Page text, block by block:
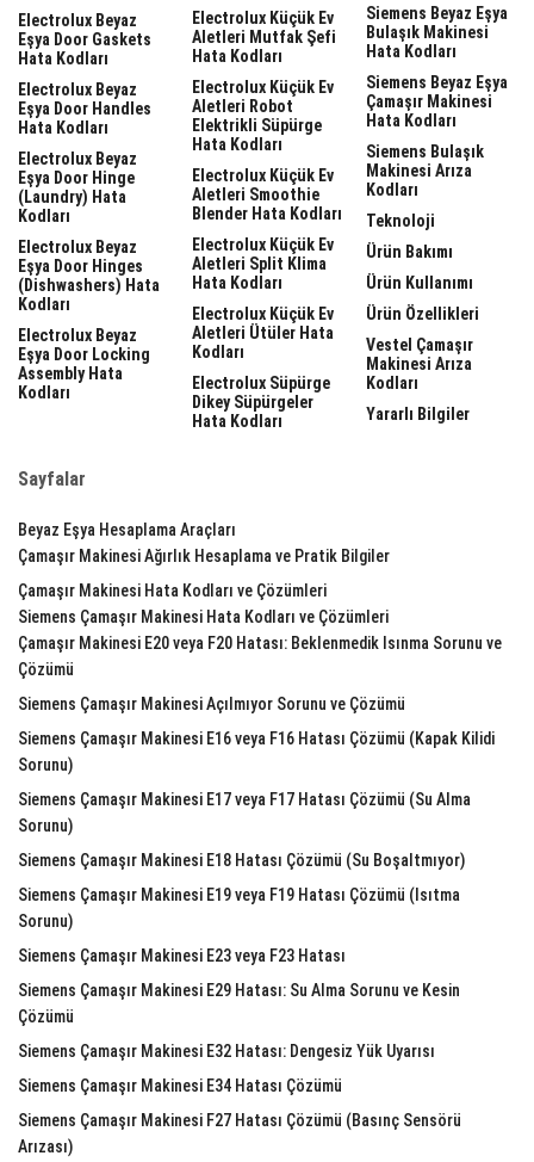
Electrolux Beyaz
Eşya Door Gaskets
Hata Kodları
Electrolux Beyaz
Eşya Door Handles
Hata Kodları
Electrolux Beyaz
Eşya Door Hinge
(laundry) Hata
Kodları
Electrolux Beyaz
Eşya Door Hinges
(dishwashers) Hata
Kodları
Electrolux Beyaz
Eşya Door Locking
Assembly Hata
Kodları
Electrolux Küçük Ev
Aletleri Mutfak Şefi
Hata Kodları
Electrolux Küçük Ev
Aletleri Robot
Elektrikli Süpürge
Hata Kodları
Electrolux Küçük Ev
Aletleri Smoothie
Blender Hata Kodları
Electrolux Küçük Ev
Aletleri Split Klima
Hata Kodları
Electrolux Küçük Ev
Aletleri Ütüler Hata
Kodları
Electrolux Süpürge
Dikey Süpürgeler
Hata Kodları
Siemens Beyaz Eşya
Bulaşık Makinesi
Hata Kodları
Siemens Beyaz Eşya
Çamaşır Makinesi
Hata Kodları
Siemens Bulaşık
Makinesi Arıza
Kodları
Teknoloji
Ürün Bakımı
Ürün Kullanımı
Ürün Özellikleri
Vestel Çamaşır
Makinesi Arıza
Kodları
Yararlı Bilgiler
Sayfalar
Beyaz Eşya Hesaplama Araçları
Çamaşır Makinesi Ağırlık Hesaplama ve Pratik Bilgiler
Çamaşır Makinesi Hata Kodları ve Çözümleri
Siemens Çamaşır Makinesi Hata Kodları ve Çözümleri
Çamaşır Makinesi E20 veya F20 Hatası: Beklenmedik Isınma Sorunu ve
Çözümü
Siemens Çamaşır Makinesi Açılmıyor Sorunu ve Çözümü
Siemens Çamaşır Makinesi E16 veya F16 Hatası Çözümü (Kapak Kilidi
Sorunu)
Siemens Çamaşır Makinesi E17 veya F17 Hatası Çözümü (Su Alma
Sorunu)
Siemens Çamaşır Makinesi E18 Hatası Çözümü (Su Boşaltmıyor)
Siemens Çamaşır Makinesi E19 veya F19 Hatası Çözümü (Isıtma
Sorunu)
Siemens Çamaşır Makinesi E23 veya F23 Hatası
Siemens Çamaşır Makinesi E29 Hatası: Su Alma Sorunu ve Kesin
Çözümü
Siemens Çamaşır Makinesi E32 Hatası: Dengesiz Yük Uyarısı
Siemens Çamaşır Makinesi E34 Hatası Çözümü
Siemens Çamaşır Makinesi F27 Hatası Çözümü (Basınç Sensörü
Arızası)